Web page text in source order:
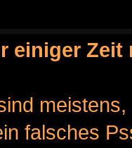
einiger
falsches